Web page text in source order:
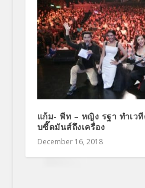
แก้ม- พีท – หญิง รฐา ทำเว
บซี๊ดมันส์ถึงเครื่อง
December 16, 2018